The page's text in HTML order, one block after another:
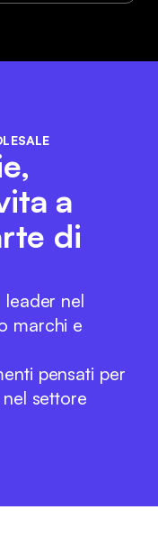
a
di
leader nel
marchi e
pensati per
settore